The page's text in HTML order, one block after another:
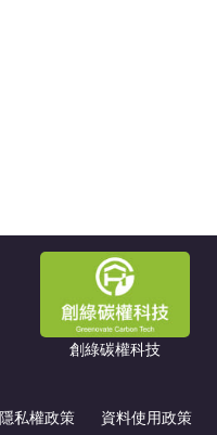
創綠碳權科技
隱私權政策 資料使用政策